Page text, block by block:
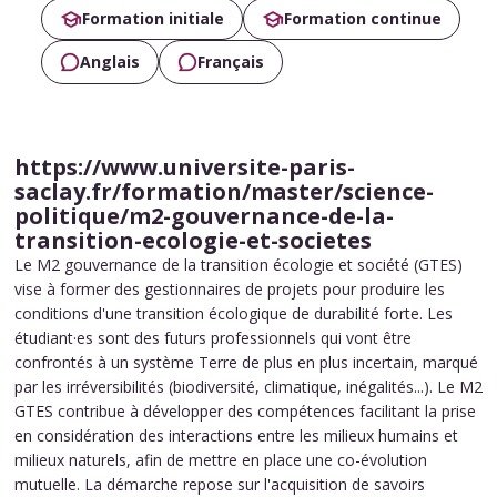
Formation initiale Formation continue
Anglais Français
https://www.universite-paris-
saclay.fr/formation/master/science-
politique/m2-gouvernance-de-la-
transition-ecologie-et-societes
Le M2 gouvernance de la transition écologie et société (GTES)
vise à former des gestionnaires de projets pour produire les
conditions d'une transition écologique de durabilité forte. Les
étudiant·es sont des futurs professionnels qui vont être
confrontés à un système Terre de plus en plus incertain, marqué
par les irréversibilités (biodiversité, climatique, inégalités...). Le M2
GTES contribue à développer des compétences facilitant la prise
en considération des interactions entre les milieux humains et
milieux naturels, afin de mettre en place une co-évolution
mutuelle. La démarche repose sur l'acquisition de savoirs